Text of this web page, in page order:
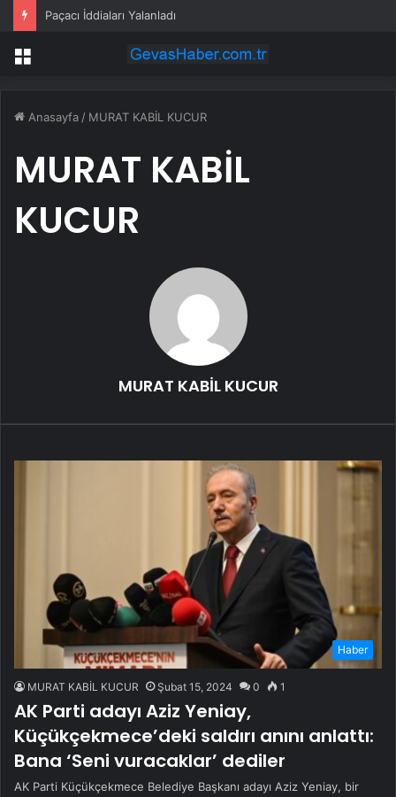
Paçacı İddiaları Yalanladı
Menü
Anasayfa / MURAT KABİL KUCUR
MURAT KABİL
KUCUR
MURAT KABİL KUCUR
Haber
MURAT KABİL KUCUR Şubat 15, 2024 0 1
AK Parti adayı Aziz Yeniay,
Küçükçekmece’deki saldırı anını anlattı:
Bana ‘Seni vuracaklar’ dediler
AK Parti Küçükçekmece Belediye Başkanı adayı Aziz Yeniay, bir